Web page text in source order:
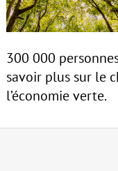
300 000
savoir plus sur le
l’économie verte.